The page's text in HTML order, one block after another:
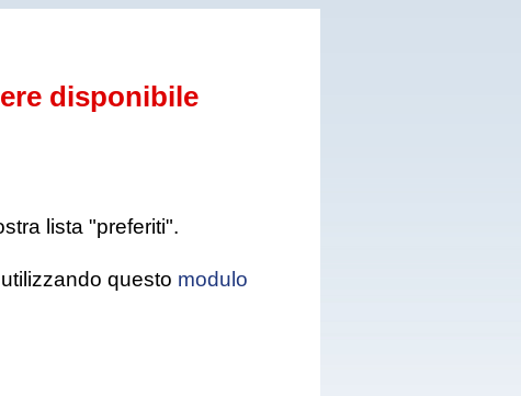
disponibile
lista "preferiti".
questo modulo